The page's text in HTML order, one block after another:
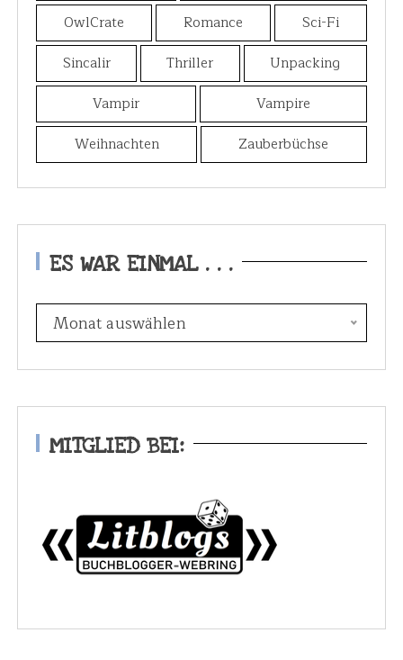
OwlCrate
Romance
Sci-Fi
Sincalir
Thriller
Unpacking
Vampir
Vampire
Weihnachten
Zauberbüchse
ES WAR EINMAL . . .
s
w
r
e
i
.
Monat auswählen
MITGLIED BEI: